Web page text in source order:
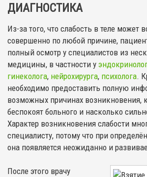
ДИАГНОСТИКА
Из-за того, что слабость в теле может
совершенно по любой причине,
полный осмотр у специалистов из
медицины, в частности у
гинеколога, нейрохирурга, психолога.
необходимо предоставить полную
возможных причинах возникновения,
беспокоят больного и насколько
Характер возникновения слабости
специалисту, потому что при
она появляется неожиданно и
После этого врачу